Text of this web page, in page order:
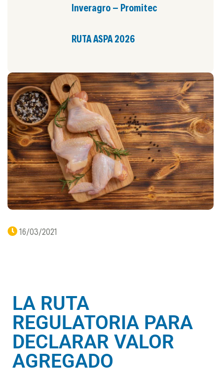
16/03/2021
LA RUTA
REGULATORIA PARA
DECLARAR VALOR
AGREGADO
Inveragro – Promitec
RUTA ASPA 2026